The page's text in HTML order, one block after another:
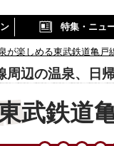
特集・ニュ
が楽しめる東武鉄道亀戸
辺の温泉、日
武鉄道